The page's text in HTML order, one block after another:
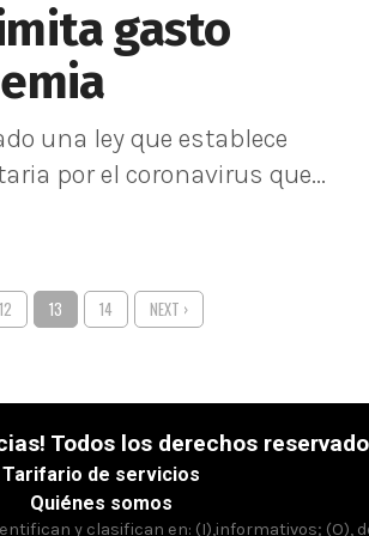
gasto
una ley que establece
por el coronavirus que...
12 13 14 NEXT ›
Todos los derechos
Tarifario de servicios
Quiénes somos
y clasifican en: (I),informativos;